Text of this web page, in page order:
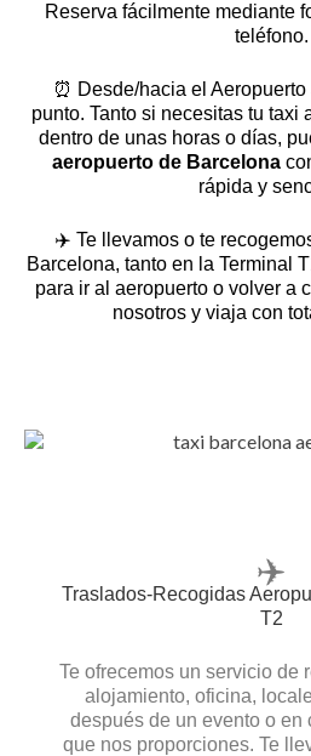
Reserva fácilmente mediante
teléfono.
⏰ Desde/hacia el
punto. Tanto si necesitas tu taxi
dentro de unas horas o días,
aeropuerto de Barcelona
rápida y
✈️ Te llevamos o te
Barcelona, tanto en la Terminal
para ir al aeropuerto o volver a
nosotros y viaja con
✈️
Traslados-Recogidas
T2
Te ofrecemos un servicio de
alojamiento, oficina,
después de un evento o en
que nos proporciones. Te